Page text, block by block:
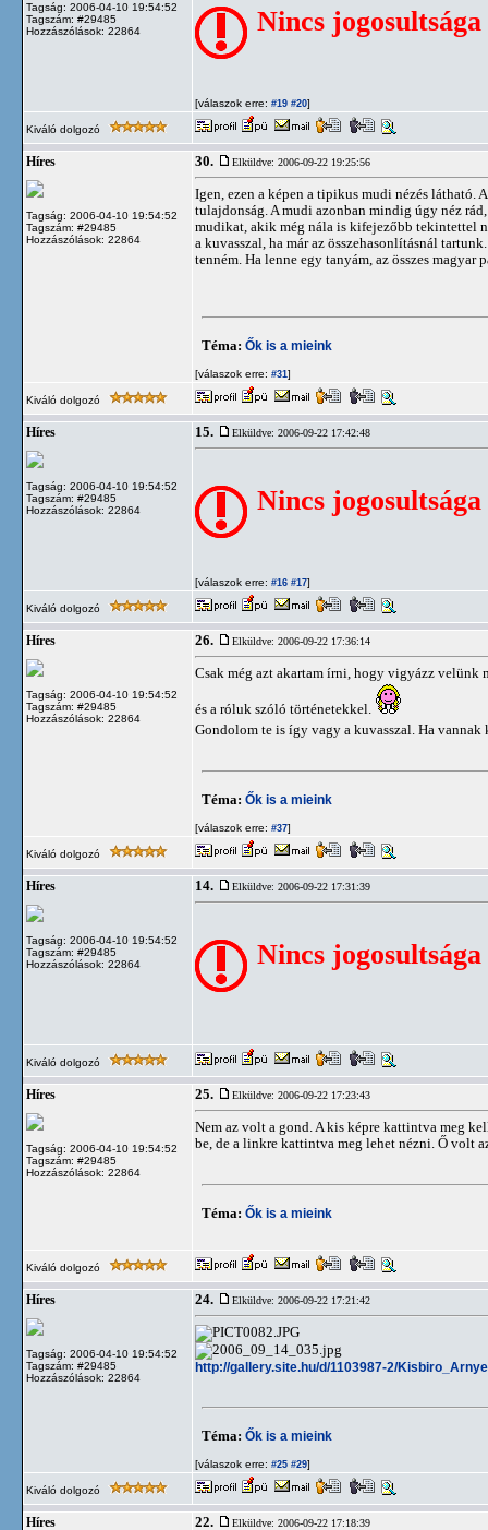
Tagság: 2006-04-10 19:54:52
Tagszám: #29485
Hozzászólások: 22864
Nincs
[válaszok erre: #19 #20]
Kiváló dolgozó
Híres
Tagság: 2006-04-10 19:54:52
Tagszám: #29485
Hozzászólások: 22864
30. Elküldve: 2006-09-22 19:25:56
Igen, ezen a képen a tipikus mudi nézés
tulajdonság. A mudi azonban mindig úgy néz
mudikat, akik még nála is kifejezőbb tekintettel
a kuvasszal, ha már az összehasonlításnál
tenném. Ha lenne egy tanyám, az összes
Téma: Ők is a mieink
[válaszok erre: #31]
Kiváló dolgozó
Híres
Tagság: 2006-04-10 19:54:52
Tagszám: #29485
Hozzászólások: 22864
15. Elküldve: 2006-09-22 17:42:48
Nincs
[válaszok erre: #16 #17]
Kiváló dolgozó
Híres
Tagság: 2006-04-10 19:54:52
Tagszám: #29485
Hozzászólások: 22864
26. Elküldve: 2006-09-22 17:36:14
Csak még azt akartam írni, hogy vigyázz velünk
és a róluk szóló történetekkel.
Gondolom te is így vagy a kuvasszal. Ha vannak
Téma: Ők is a mieink
[válaszok erre: #37]
Kiváló dolgozó
Híres
Tagság: 2006-04-10 19:54:52
Tagszám: #29485
Hozzászólások: 22864
14. Elküldve: 2006-09-22 17:31:39
Nincs
Kiváló dolgozó
Híres
Tagság: 2006-04-10 19:54:52
Tagszám: #29485
Hozzászólások: 22864
25. Elküldve: 2006-09-22 17:23:43
Nem az volt a gond. A kis képre kattintva meg
be, de a linkre kattintva meg lehet nézni. Ő volt
Téma: Ők is a mieink
Kiváló dolgozó
Híres
Tagság: 2006-04-10 19:54:52
Tagszám: #29485
Hozzászólások: 22864
24. Elküldve: 2006-09-22 17:21:42
http://gallery.site.hu/d/1103987-2/
Téma: Ők is a mieink
[válaszok erre: #25 #29]
Kiváló dolgozó
Híres 22. Elküldve: 2006-09-22 17:18:39